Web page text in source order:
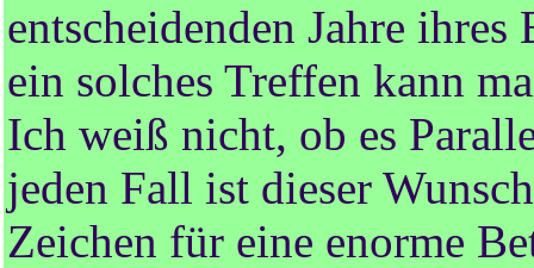
entscheidenden Jahre
ein solches Treffen kann
Ich weiß nicht, ob es
jeden Fall ist dieser
Zeichen für eine enorme